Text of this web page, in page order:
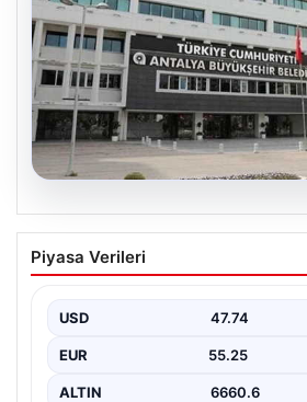
Antalya Büyükşehir
Yönelik Rüşvet ve
Bırakıldı
Antalya Büyükşehir Belediyesi'ne
rüşvet ve yolsuzluk soruşturması
Piyasa Verileri
USD 47.74
EUR 55.25
ALTIN 6660.6